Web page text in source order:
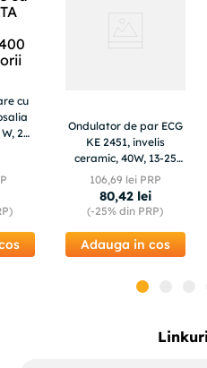
cu
2
Ondulator de par ECG
KE 2451, invelis
ceramic, 40W, 13-25
mm, afisaj LED
106,69 lei PRP
80,42 lei
(-25% din PRP)
Adauga in cos